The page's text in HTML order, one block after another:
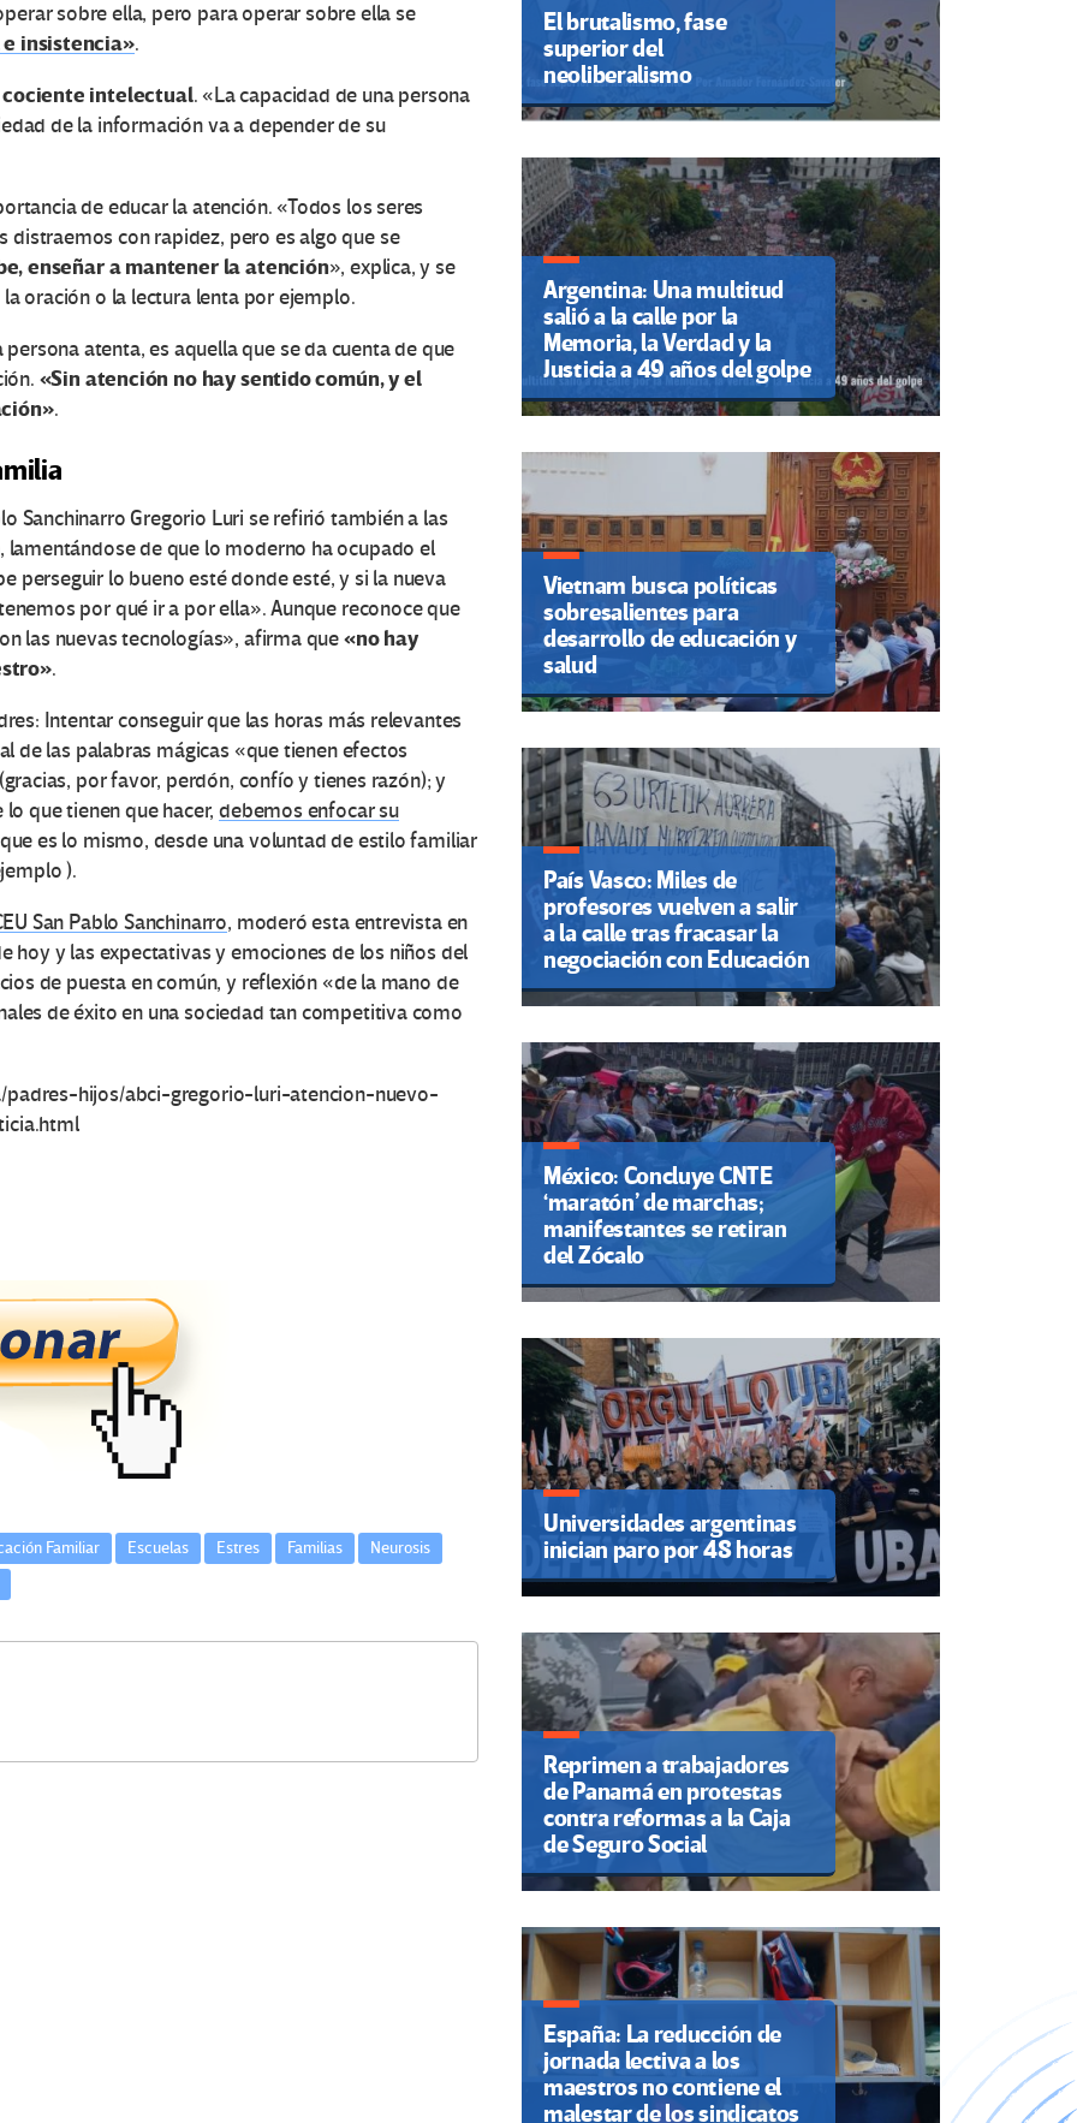
sobre ella, pero para operar sobre ella se
insistencia».
intelectual. «La capacidad de una persona
de la información va a depender de su
de educar la atención. «Todos los seres
distraemos con rapidez, pero es algo que se
enseñar a mantener la atención», explica, y se
oración o la lectura lenta por ejemplo.
atenta, es aquella que se da cuenta de que
«Sin atención no hay sentido común, y el
.
Sanchinarro Gregorio Luri se refirió también a las
lamentándose de que lo moderno ha ocupado el
perseguir lo bueno esté donde esté, y si la nueva
por qué ir a por ella». Aunque reconoce que
las nuevas tecnologías», afirma que«no hay
.
Intentar conseguir que las horas más relevantes
de las palabras mágicas «que tienen efectos
por favor, perdón, confío y tienes razón); y
que tienen que hacer,debemos enfocar su
es lo mismo, desde una voluntad de estilo familiar
).
San Pablo Sanchinarro, moderó esta entrevista en
hoy y las expectativas y emociones de los niños del
de puesta en común, y reflexión «de la mano de
de éxito en una sociedad tan competitiva como
padres-hijos/abci-gregorio-luri-atencion-nuevo-
Familiar Escuelas Estres Familias
Neurosis
El brutalismo, fase
superior del
neoliberalismo
Argentina: Una multitud
salió a la calle por la
Memoria, la Verdad y la
Justicia a 49 años del golpe
Vietnam busca políticas
sobresalientes para
desarrollo de educación y
salud
País Vasco: Miles de
profesores vuelven a salir
a la calle tras fracasar la
negociación con Educación
México: Concluye CNTE
‘maratón’ de marchas;
manifestantes se retiran
del Zócalo
Universidades argentinas
inician paro por 48 horas
Reprimen a trabajadores
de Panamá en protestas
contra reformas a la Caja
de Seguro Social
España: La reducción de
jornada lectiva a los
maestros no contiene el
malestar de los sindicatos